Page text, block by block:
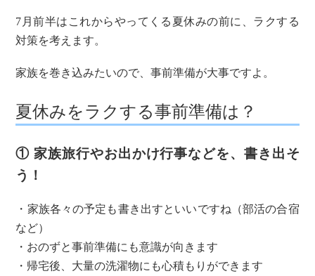
7月前半はこれからやってくる夏休みの前に、ラクする
対策を考えます。
家族を巻き込みたいので、事前準備が大事ですよ。
夏休みをラクする事前準備は？
① 家族旅行やお出かけ行事などを、書き出そ
う！
・家族各々の予定も書き出すといいですね（部活の合宿
など）
・おのずと事前準備にも意識が向きます
・帰宅後、大量の洗濯物にも心積もりができます